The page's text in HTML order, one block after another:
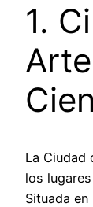
1.
La Ciudad
los
Situada